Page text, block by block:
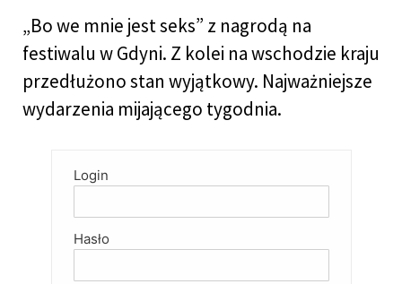
„Bo we mnie jest seks” z nagrodą na
festiwalu w Gdyni. Z kolei na wschodzie kraju
przedłużono stan wyjątkowy. Najważniejsze
wydarzenia mijającego tygodnia.
Login
Hasło